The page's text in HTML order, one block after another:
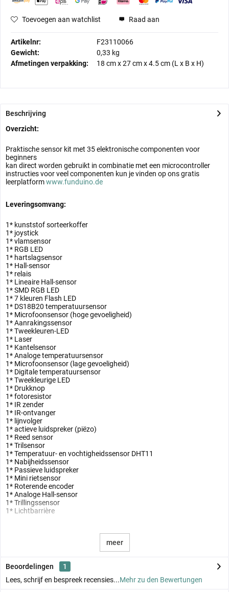
Toevoegen aan watchlist Raad aan
Artikelnr:
F23110066
Gewicht:
0,33 kg
Afmetingen verpakking:
18 cmx27 cmx4.5 cm (L x B x H)
Beschrijving
Overzicht:
Praktische sensor kit met 35 elektronische componenten voor
beginners
kan direct worden gebruikt in combinatie met een microcontroller
instructies voor veel componenten kun je vinden op ons gratis
leerplatformwww.funduino.de
Leveringsomvang:
1* kunststof sorteerkoffer
1* joystick
1* vlamsensor
1* RGB LED
1* hartslagsensor
1* Hall-sensor
1* relais
1* Lineaire Hall-sensor
1* SMD RGB LED
1* 7 kleuren Flash LED
1* DS18B20 temperatuursensor
1* Microfoonsensor (hoge gevoeligheid)
1* Aanrakingssensor
1* Tweekleuren-LED
1* Laser
1* Kantelsensor
1* Analoge temperatuursensor
1* Microfoonsensor (lage gevoeligheid)
1* Digitale temperatuursensor
1* Tweekleurige LED
1* Drukknop
1* fotoresistor
1* IR zender
1* IR-ontvanger
1* lijnvolger
1* actieve luidspreker (piëzo)
1* Reed sensor
1* Trilsensor
1* Temperatuur- en vochtigheidssensor DHT11
1* Nabijheidssensor
1* Passieve luidspreker
1* Mini rietsensor
1* Roterende encoder
1* Analoge Hall-sensor
1* Trillingssensor
1* Lichtbarrière
meer
Beoordelingen
1
Lees, schrijf en bespreek recensies...Mehr zu den Bewertungen